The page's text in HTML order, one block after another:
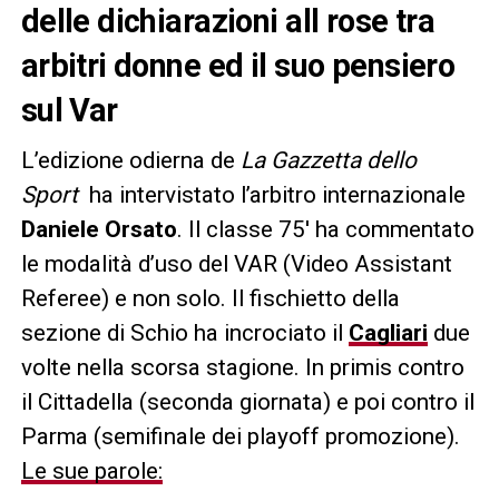
delle dichiarazioni all rose tra
arbitri donne ed il suo pensiero
sul Var
L’edizione odierna de La Gazzetta dello
Sportha intervistato l’arbitro internazionale
Daniele Orsato. Il classe 75′ ha commentato
le modalità d’uso del VAR (Video Assistant
Referee) e non solo. Il fischietto della
sezione di Schio ha incrociato il Cagliari due
volte nella scorsa stagione. In primis contro
il Cittadella (seconda giornata) e poi contro il
Parma (semifinale dei playoff promozione).
Le sue parole: